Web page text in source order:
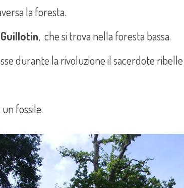
la foresta.
, che si trova nella foresta bassa.
durante la rivoluzione il sacerdote ribelle
fossile.